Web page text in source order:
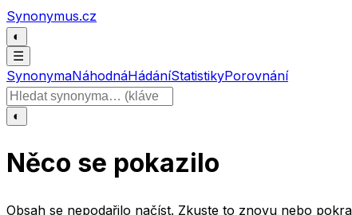
Přeskočit na obsah
Synonymus.cz
◐
☰
SynonymaNáhodnáHádáníStatistikyPorovnání
Hledat slovo
◐
Něco se pokazilo
Obsah se nepodařilo načíst. Zkuste to znovu nebo